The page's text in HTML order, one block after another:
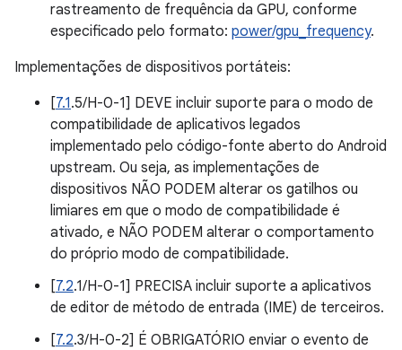
rastreamento de frequência da GPU, conforme
especificado pelo formato: power/gpu_frequency.
Implementações de dispositivos portáteis:
[7.1.5/H-0-1] DEVE incluir suporte para o modo de
compatibilidade de aplicativos legados
implementado pelo código-fonte aberto do Android
upstream. Ou seja, as implementações de
dispositivos NÃO PODEM alterar os gatilhos ou
limiares em que o modo de compatibilidade é
ativado, e NÃO PODEM alterar o comportamento
do próprio modo de compatibilidade.
[7.2.1/H-0-1] PRECISA incluir suporte a aplicativos
de editor de método de entrada (IME) de terceiros.
[7.2.3/H-0-2] É OBRIGATÓRIO enviar o evento de